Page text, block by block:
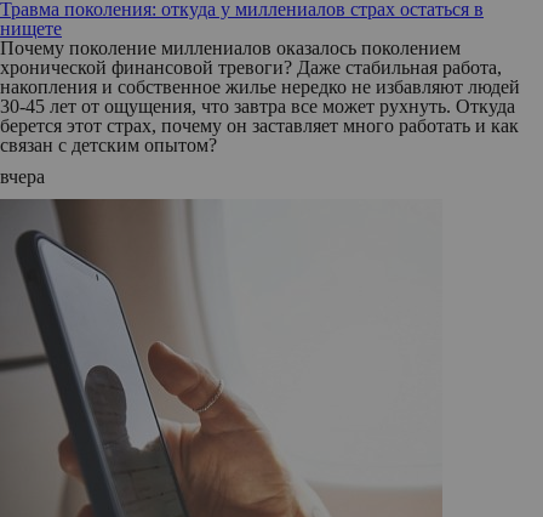
Травма поколения: откуда у миллениалов страх остаться в
нищете
Почему поколение миллениалов оказалось поколением
хронической финансовой тревоги? Даже стабильная работа,
накопления и собственное жилье нередко не избавляют людей
30-45 лет от ощущения, что завтра все может рухнуть. Откуда
берется этот страх, почему он заставляет много работать и как
связан с детским опытом?
вчера